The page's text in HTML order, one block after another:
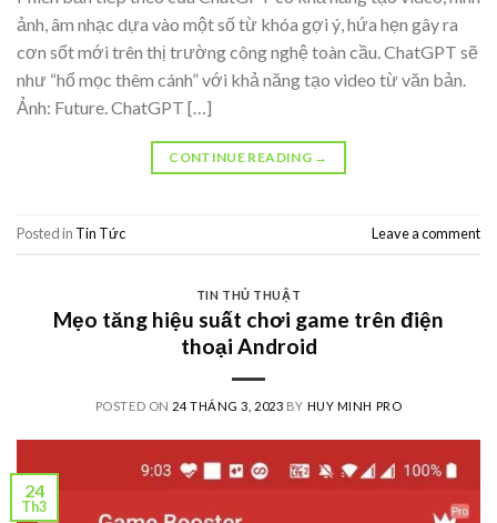
ảnh, âm nhạc dựa vào một số từ khóa gợi ý, hứa hẹn gây ra
cơn sốt mới trên thị trường công nghệ toàn cầu. ChatGPT sẽ
như “hổ mọc thêm cánh” với khả năng tạo video từ văn bản.
Ảnh: Future. ChatGPT […]
CONTINUE READING →
Posted in Tin Tức Leave a comment
TIN THỦ THUẬT
Mẹo tăng hiệu suất chơi game trên điện
thoại Android
POSTED ON 24 THÁNG 3, 2023 BY HUY MINH PRO
24
Th3